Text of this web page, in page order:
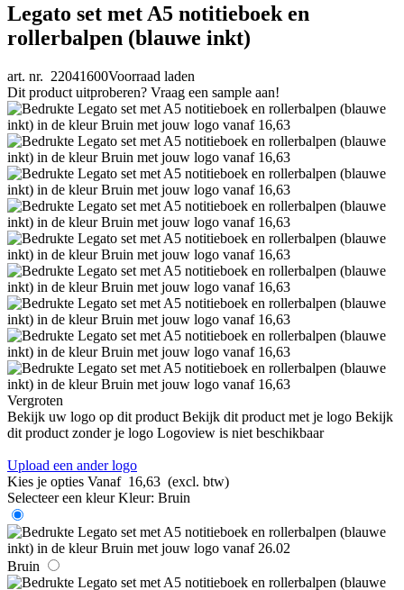
Legato set met A5 notitieboek en
rollerbalpen (blauwe inkt)
art. nr. 22041600Voorraad laden
Dit product uitproberen? Vraag een sample aan!
Vergroten
Bekijk uw logo op dit product Bekijk dit product met je logo Bekijk
dit product zonder je logo Logoview is niet beschikbaar
Upload een ander logo
Kies je opties Vanaf 16,63 (excl. btw)
Selecteer een kleur Kleur: Bruin
Bruin